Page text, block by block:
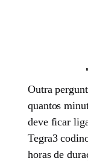
Outra
quantos
deve ficar
Tegra3
horas de